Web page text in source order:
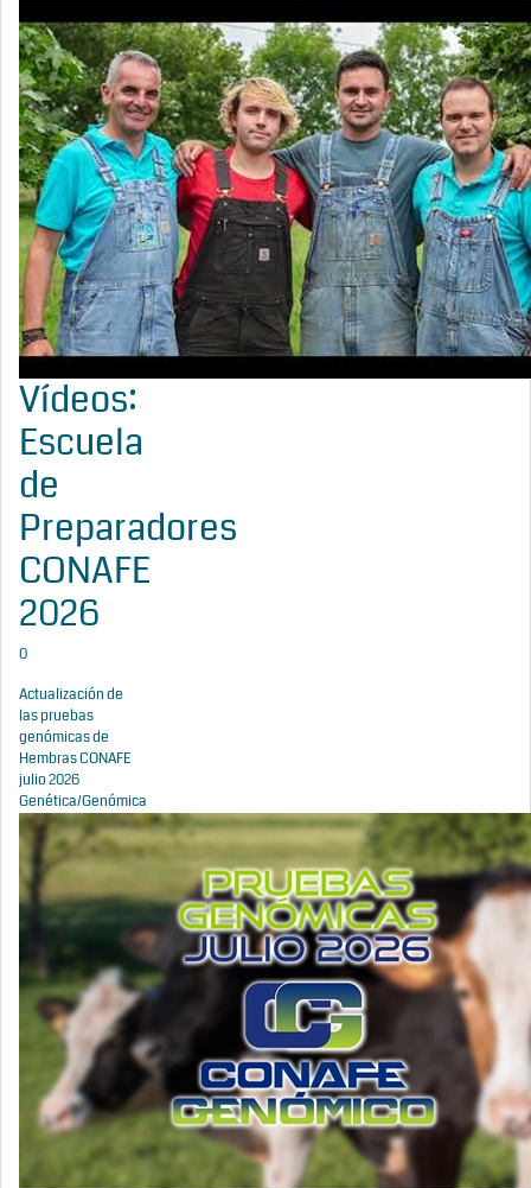
Vídeos:
Escuela
de
Preparadores
CONAFE
2026
0
Actualización de
las pruebas
genómicas de
Hembras CONAFE
julio 2026
Genética/Genómica